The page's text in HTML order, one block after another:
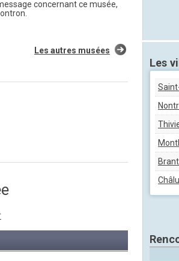
concernant ce musée,
Les autres musées
Les